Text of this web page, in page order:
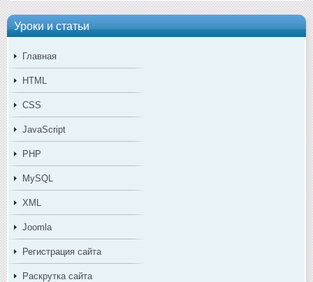
Уроки и статьи
Главная
HTML
CSS
JavaScript
PHP
MySQL
XML
Joomla
Регистрация сайта
Раскрутка сайта